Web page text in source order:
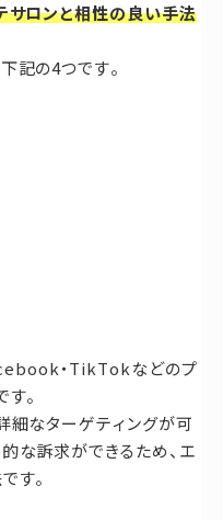
サロンと相性の良い手法
記の4つです。
・TikTokなどのプ
。
細なターゲティングが可
な訴求ができるため、エ
す。